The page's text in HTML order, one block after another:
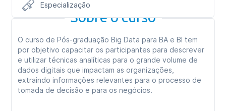
Especialização
Sobre o curso
O curso de Pós-graduação Big Data para BA e BI tem
por objetivo capacitar os participantes para descrever
e utilizar técnicas analíticas para o grande volume de
dados digitais que impactam as organizações,
extraindo informações relevantes para o processo de
tomada de decisão e para os negócios.